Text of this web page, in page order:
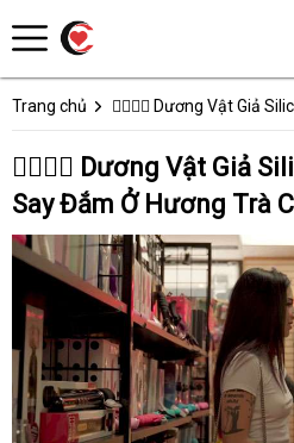
Trang chủ 👩‍❤️‍💋‍👨 Dương Vật Giả
👩‍❤️‍💋‍👨 Dương Vật Giả
Say Đắm Ở Hương Trà